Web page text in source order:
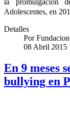
la promulgación
Adolescentes, en
Detalles
Por
08 Abril 2015
En 9 meses
bullying en